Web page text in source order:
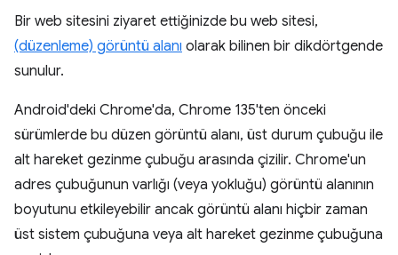
Bir web sitesini ziyaret ettiğinizde bu web sitesi,
(düzenleme) görüntü alanı olarak bilinen bir dikdörtgende
sunulur.
Android'deki Chrome'da, Chrome 135'ten önceki
sürümlerde bu düzen görüntü alanı, üst durum çubuğu ile
alt hareket gezinme çubuğu arasında çizilir. Chrome'un
adres çubuğunun varlığı (veya yokluğu) görüntü alanının
boyutunu etkileyebilir ancak görüntü alanı hiçbir zaman
üst sistem çubuğuna veya alt hareket gezinme çubuğuna